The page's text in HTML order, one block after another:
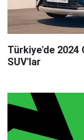
Türkiye'de 2024
SUV'lar